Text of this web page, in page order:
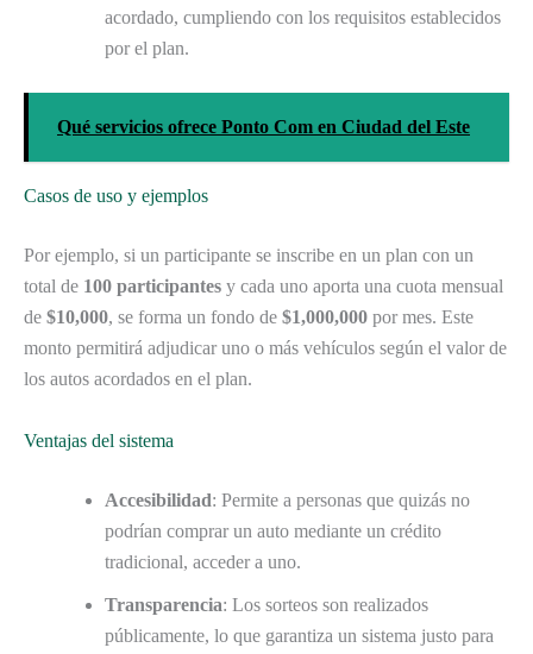
acordado, cumpliendo con los requisitos establecidos
por el plan.
Qué servicios ofrece Ponto Com en Ciudad del Este
Casos de uso y ejemplos
Por ejemplo, si un participante se inscribe en un plan con un
total de 100 participantes y cada uno aporta una cuota mensual
de $10,000, se forma un fondo de $1,000,000 por mes. Este
monto permitirá adjudicar uno o más vehículos según el valor de
los autos acordados en el plan.
Ventajas del sistema
Accesibilidad: Permite a personas que quizás no
podrían comprar un auto mediante un crédito
tradicional, acceder a uno.
Transparencia: Los sorteos son realizados
públicamente, lo que garantiza un sistema justo para